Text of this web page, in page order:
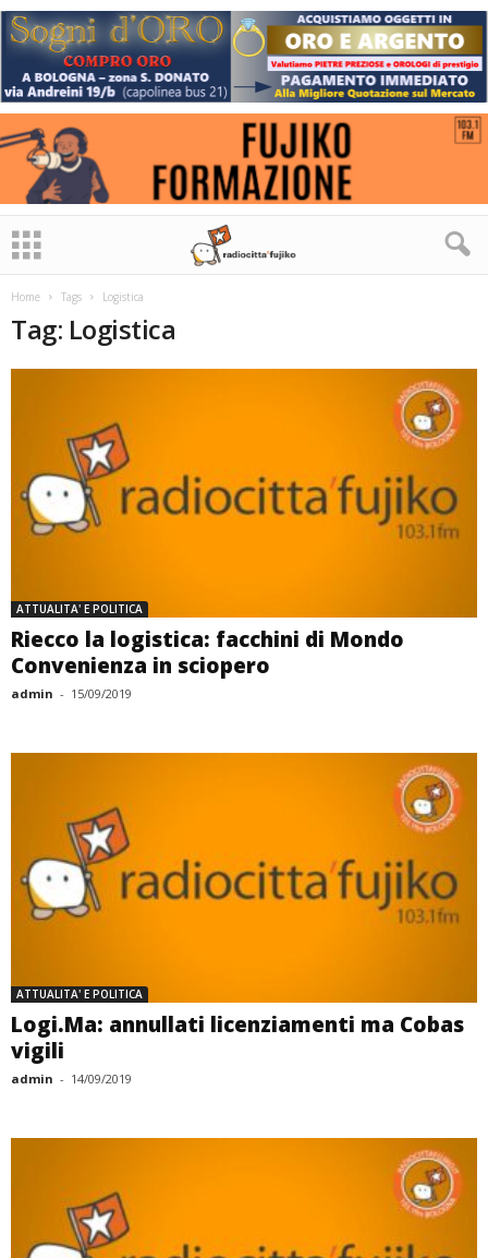
Home Tags Logistica
Tag: Logistica
ATTUALITA' E POLITICA
Riecco la logistica: facchini di Mondo
Convenienza in sciopero
admin - 15/09/2019
ATTUALITA' E POLITICA
Logi.Ma: annullati licenziamenti ma Cobas
vigili
admin - 14/09/2019